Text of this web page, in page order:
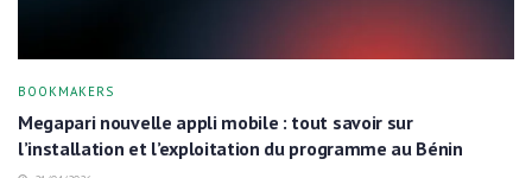
BOOKMAKERS
Megapari nouvelle appli mobile : tout savoir sur
l’installation et l’exploitation du programme au Bénin